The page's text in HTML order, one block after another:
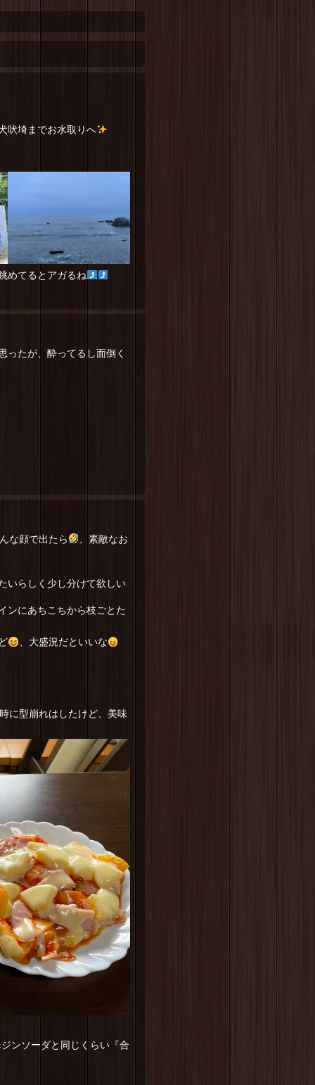
吠埼までお水取りへ
めてるとアガるね
ったが、酔ってるし面倒く
な顔で出たら 、素敵なお
いらしく少し分けて欲しい
ンにあちこちから枝ごとた
、大盛況だといいな
に型崩れはしたけど、美味
ンソーダと同じくらい『合